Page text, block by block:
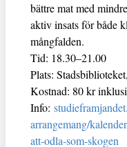
bättre mat med
aktiv insats för både
mångfalden.
Tid: 18.30–21.00
Plats:
Kostnad: 80 kr
Info:
arrangemang/
att-odla-som-skogen